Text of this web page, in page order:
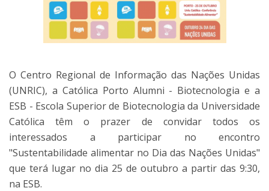
O Centro Regional de Informação das Nações Unidas
(UNRIC), a Católica Porto Alumni - Biotecnologia e a
ESB - Escola Superior de Biotecnologia da Universidade
Católica têm o prazer de convidar todos os
interessados a participar no encontro
"Sustentabilidade alimentar no Dia das Nações Unidas"
que terá lugar no dia 25 de outubro a partir das 9:30,
na ESB.